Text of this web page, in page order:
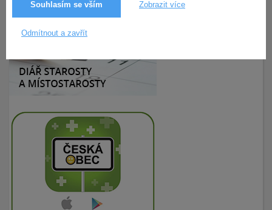
Souhlasím se vším Zobrazit více
Odmítnout a zavřít